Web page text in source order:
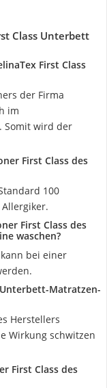
Class Unterbett
First Class
der Firma
im
Somit wird der
First Class des
100
First Class des
waschen?
bei einer
Matratzen-
Herstellers
Wirkung schwitzen
First Class des